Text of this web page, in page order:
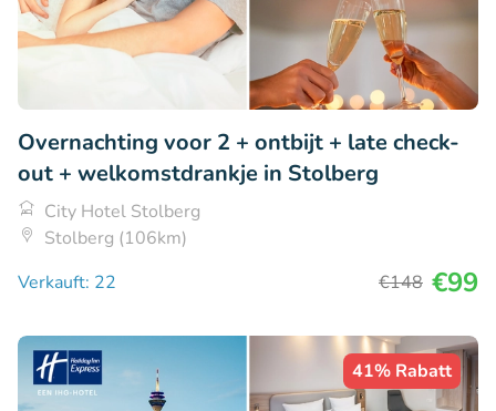
Overnachting voor 2 + ontbijt + late check-
out + welkomstdrankje in Stolberg
City Hotel Stolberg
Stolberg (106km)
Verkauft: 22
€148 €99
41% Rabatt